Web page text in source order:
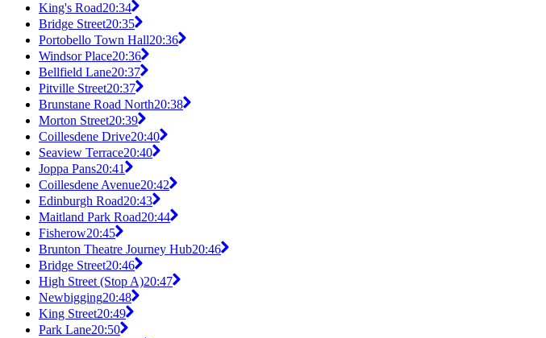
King's Road20:34
Bridge Street20:35
Portobello Town Hall20:36
Windsor Place20:36
Bellfield Lane20:37
Pitville Street20:37
Brunstane Road North20:38
Morton Street20:39
Coillesdene Drive20:40
Seaview Terrace20:40
Joppa Pans20:41
Coillesdene Avenue20:42
Edinburgh Road20:43
Maitland Park Road20:44
Fisherow20:45
Brunton Theatre Journey Hub20:46
Bridge Street20:46
High Street (Stop A)20:47
Newbigging20:48
King Street20:49
Park Lane20:50